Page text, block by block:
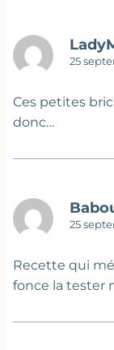
25
Ces petites
donc…
25
Recette qui
fonce la tester